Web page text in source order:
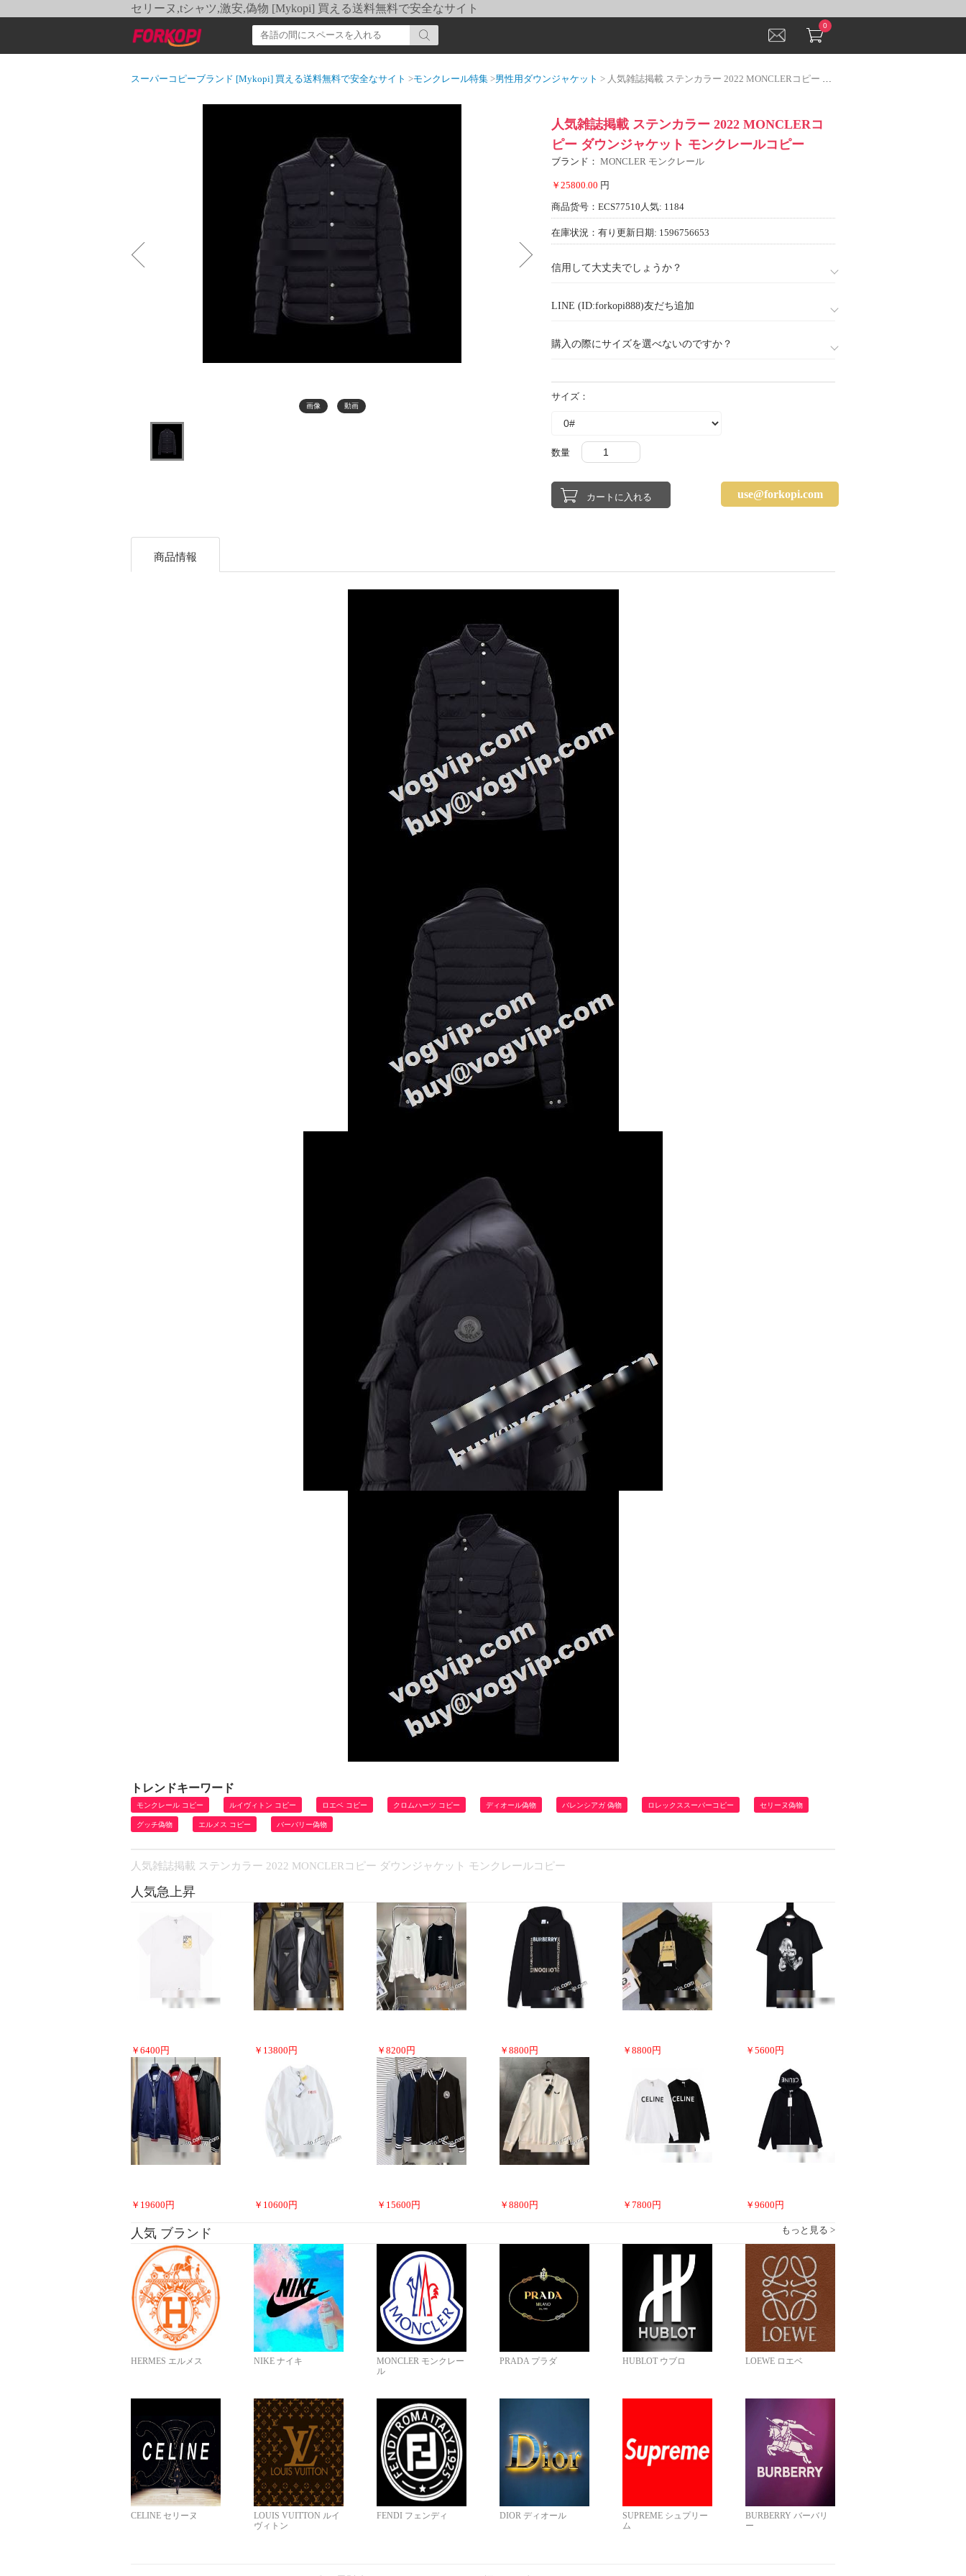
セリーヌ,tシャツ,激安,偽物 [Mykopi] 買える送料無料で安全なサイト
0
スーパーコピーブランド [Mykopi] 買える送料無料で安全なサイト >モンクレール特集 >男性用ダウンジャケット > 人気雑誌掲載 ステンカラー 2022 MONCLERコピー ダウンジャケット モンクレールコピー
画像 動画
人気雑誌掲載 ステンカラー 2022 MONCLERコ
ピー ダウンジャケット モンクレールコピー
ブランド： MONCLER モンクレール
￥25800.00 円
商品货号：ECS77510 人気: 1184
在庫状況：有り 更新日期: 1596756653
信用して大丈夫でしょうか？
LINE (ID:forkopi888)友だち追加
購入の際にサイズを選べないのですか？
サイズ：
数量
use@forkopi.com
商品情報
トレンドキーワード
モンクレール コピー ルイヴィトン コピー ロエベ コピー クロムハーツ コピー ディオール偽物 バレンシアガ 偽物 ロレックススーパーコピー セリーヌ偽物
グッチ偽物 エルメス コピー バーバリー偽物
人気雑誌掲載 ステンカラー 2022 MONCLERコピー ダウンジャケット モンクレールコピー
人気急上昇
￥ 6400 円 ￥ 13800 円 ￥ 8200 円 ￥ 8800 円 ￥ 8800 円 ￥ 5600 円
￥ 19600 円 ￥ 10600 円 ￥ 15600 円 ￥ 8800 円 ￥ 7800 円 ￥ 9600 円
人気 ブランド もっと見る >
HERMES エルメス NIKE ナイキ
MONCLER モンクレー
ル
PRADA プラダ HUBLOT ウブロ LOEWE ロエベ
CELINE セリーヌ
LOUIS VUITTON ルイ
ヴィトン
FENDI フェンディ DIOR ディオール
SUPREME シュプリー
ム
BURBERRY バーバリ
ー